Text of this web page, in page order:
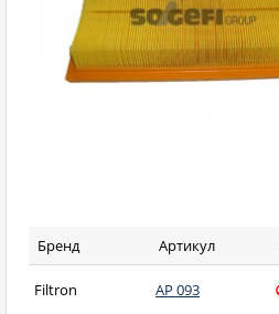
Бренд Артикул
Filtron AP 093